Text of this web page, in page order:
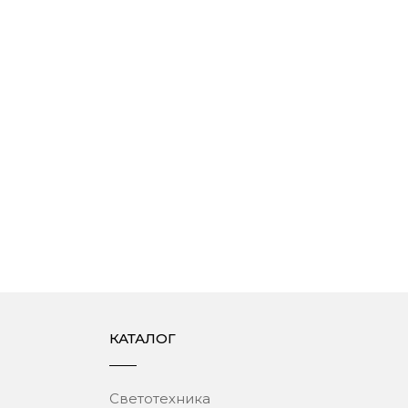
КАТАЛОГ
Светотехника